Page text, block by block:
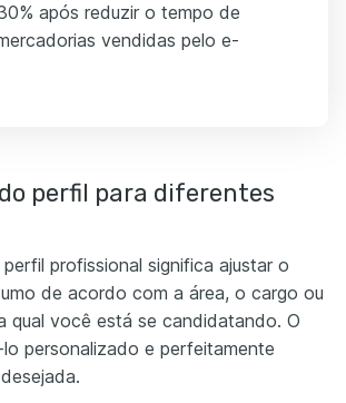
após reduzir o tempo de
vendidas pelo e-
perfil para diferentes
profissional significa ajustar o
de acordo com a área, o cargo ou
qual você está se candidatando. O
personalizado e perfeitamente